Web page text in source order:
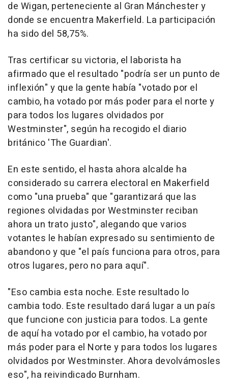
de Wigan, perteneciente al Gran Mánchester y
donde se encuentra Makerfield. La participación
ha sido del 58,75%.
Tras certificar su victoria, el laborista ha
afirmado que el resultado "podría ser un punto de
inflexión" y que la gente había "votado por el
cambio, ha votado por más poder para el norte y
para todos los lugares olvidados por
Westminster", según ha recogido el diario
británico 'The Guardian'.
En este sentido, el hasta ahora alcalde ha
considerado su carrera electoral en Makerfield
como "una prueba" que "garantizará que las
regiones olvidadas por Westminster reciban
ahora un trato justo", alegando que varios
votantes le habían expresado su sentimiento de
abandono y que "el país funciona para otros, para
otros lugares, pero no para aquí".
"Eso cambia esta noche. Este resultado lo
cambia todo. Este resultado dará lugar a un país
que funcione con justicia para todos. La gente
de aquí ha votado por el cambio, ha votado por
más poder para el Norte y para todos los lugares
olvidados por Westminster. Ahora devolvámosles
eso", ha reivindicado Burnham.